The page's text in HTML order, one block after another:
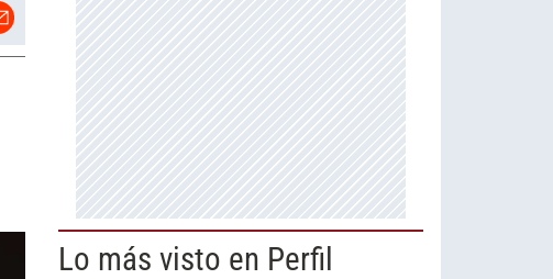
Lo más visto en Perfil